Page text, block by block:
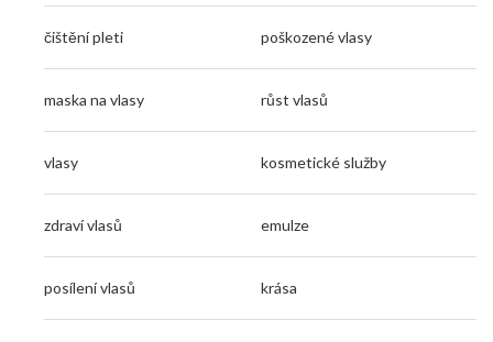
čištění pleti poškozené vlasy
maska na vlasy růst vlasů
vlasy kosmetické služby
zdraví vlasů emulze
posílení vlasů krása